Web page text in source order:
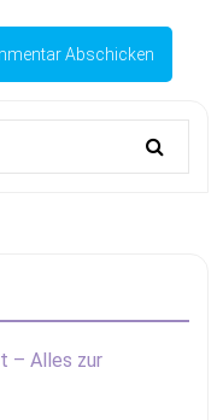
– Alles zur